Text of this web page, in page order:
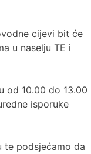
cijevi bit će
u naselju TE i
od 10.00 do 13.00
isporuke
te podsjećamo da